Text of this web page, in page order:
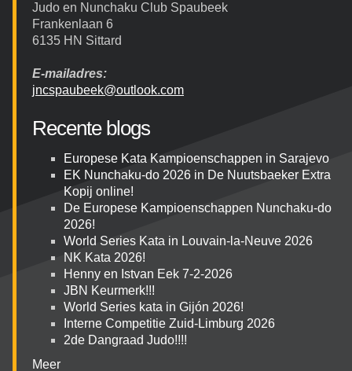
Judo en Nunchaku Club Spaubeek
Frankenlaan 6
6135 HN Sittard
E-mailadres:
jncspaubeek@outlook.com
Recente blogs
Europese Kata Kampioenschappen in Sarajevo
EK Nunchaku-do 2026 in De Nuutsbaeker Extra
Kopij online!
De Europese Kampioenschappen Nunchaku-do
2026!
World Series Kata in Louvain-la-Neuve 2026
NK Kata 2026!
Henny en Istvan Eek 7-2-2026
JBN Keurmerk!!!
World Series kata in Gijón 2026!
Interne Competitie Zuid-Limburg 2026
2de Dangraad Judo!!!!
Meer